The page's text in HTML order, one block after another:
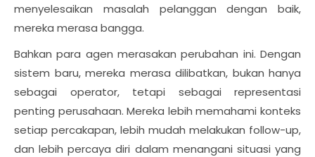
menyelesaikan masalah pelanggan dengan baik,
mereka merasa bangga.
Bahkan para agen merasakan perubahan ini. Dengan
sistem baru, mereka merasa dilibatkan, bukan hanya
sebagai operator, tetapi sebagai representasi
penting perusahaan. Mereka lebih memahami konteks
setiap percakapan, lebih mudah melakukan follow-up,
dan lebih percaya diri dalam menangani situasi yang